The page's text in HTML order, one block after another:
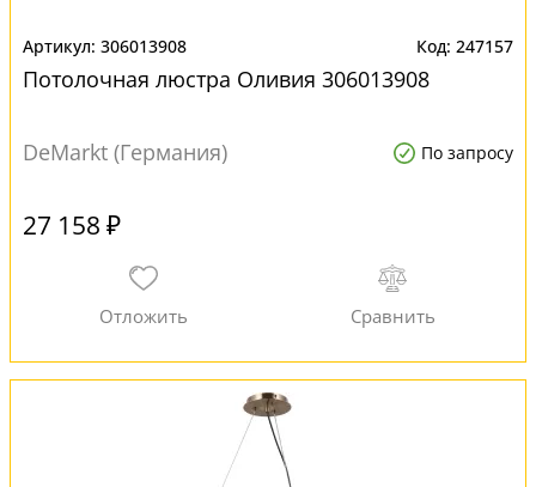
306013908 247157
Потолочная люстра Оливия 306013908
DeMarkt (Германия) По запросу
27 158 ₽